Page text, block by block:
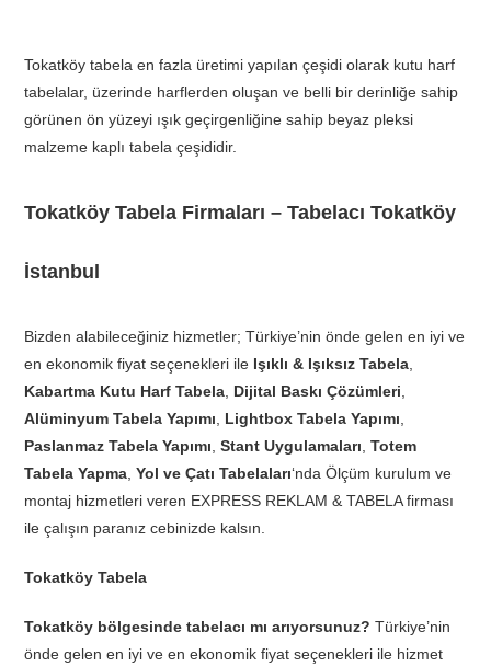
Tokatköy tabela en fazla üretimi yapılan çeşidi olarak kutu harf
tabelalar, üzerinde harflerden oluşan ve belli bir derinliğe sahip
görünen ön yüzeyi ışık geçirgenliğine sahip beyaz pleksi
malzeme kaplı tabela çeşididir.
Tokatköy Tabela Firmaları – Tabelacı Tokatköy
İstanbul
Bizden alabileceğiniz hizmetler; Türkiye’nin önde gelen en iyi ve
en ekonomik fiyat seçenekleri ile Işıklı & Işıksız Tabela
Kabartma Kutu Harf Tabela Dijital Baskı Çözümleri
Alüminyum Tabela Yapımı
Lightbox Tabela Yapımı
Paslanmaz Tabela Yapımı ,Stant Uygulamaları ,Totem
Tabela Yapma ,Yol ve Çatı Tabelaları‘nda Ölçüm kurulum ve
montaj hizmetleri veren EXPRESS REKLAM & TABELA firması
ile çalışın paranız cebinizde kalsın.
Tokatköy Tabela
Tokatköy bölgesinde tabelacı mı arıyorsunuz? Türkiye’nin
önde gelen en iyi ve en ekonomik fiyat seçenekleri ile hizmet